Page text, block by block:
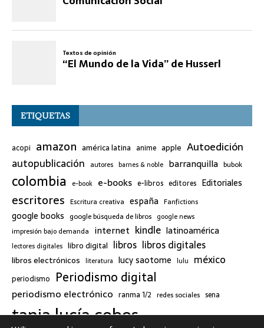
ETIQUETAS
acopi amazon américa latina anime apple Autoedición
autopublicación autores barnes & noble barranquilla bubok
colombia e-book e-books e-libros editores Editoriales
escritores Escritura creativa españa Fanfictions
google books google búsqueda de libros google news
impresión bajo demanda internet kindle latinoamérica
lectores digitales libro digital libros libros digitales
libros electrónicos literatura lucy saotome lulu méxico
periodismo Periodismo digital
periodismo electrónico ranma 1/2 redes sociales sena
tania lucía cobos twitter